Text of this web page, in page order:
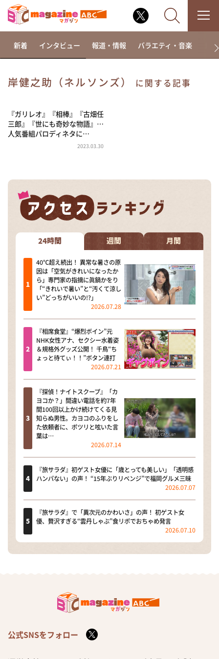
相席食堂
これ余談なんですけど・・・
～人生密着トークバラエティ！～ やすとものいたっ
河合＆A.B.C-Z塚田×福井アナ「なんでやねん！？」
（news おかえり）
DAIGOも台所 ～きょうの献立 何にする？～
本日はダイアンなり！シーズン２
朝だ！生です旅サラダ
教えて！ニュースライブ 正義のミカタ
ＬＩＦＥ～夢のカタチ～
新婚さんいらっしゃい！
ポツンと一軒家
ザキ山小屋本館
ぺこぱのまるスポ
新着 インタビュー 報道・情報 バラエティ・音楽 ド
岸健之助（ネルソンズ） に関する記事
『ガリレオ』『相棒』『古畑任
三郎』『世にも奇妙な物語』…
人気番組パロディネタに…
2023.03.30
24時間 週間 月間
40℃超え続出！ 異常な暑さの原
因は「空気がきれいになったか
ら」専門家の指摘に眞鍋かをり
「“きれいで暑い”と“汚くて涼し
い”どっちがいいの!?」
2026.07.28
『相席食堂』“爆烈ボイン”元
NHK女性アナ、セクシー水着姿
＆規格外グッズ公開！ 千鳥“ち
ょっと待てぃ！！”ボタン連打
2026.07.21
『探偵！ナイトスクープ』「カ
ヨコか？」間違い電話を約7年
間100回以上かけ続けてくる見
知らぬ男性。カヨコのふりをし
た依頼者に、ポツリと呟いた言
葉は…
2026.07.14
『旅サラダ』初ゲスト女優に「歳とっても美しい」「透明感
ハンパない」の声！ “15年ぶりリベンジ”で福岡グルメ三昧
2026.07.07
『旅サラダ』で「異次元のかわいさ」の声！ 初ゲスト女
優、贅沢すぎる“雲丹しゃぶ”食リポでおちゃめ発言
2026.07.10
公式SNSをフォロー